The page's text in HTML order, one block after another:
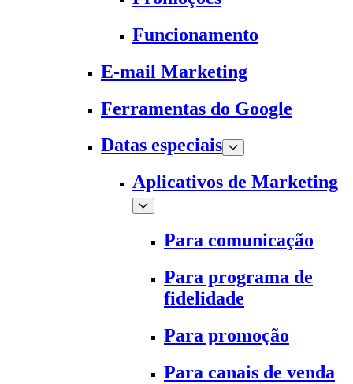
Funcionamento
E-mail Marketing
Ferramentas do Google
Datas especiais
Aplicativos de Marketing
Para comunicação
Para programa de
fidelidade
Para promoção
Para canais de venda